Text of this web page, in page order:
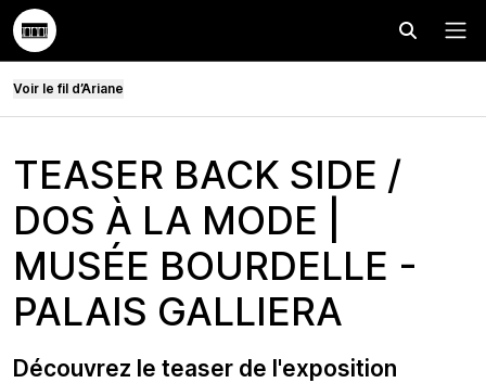
Voir le fil d’Ariane
TEASER BACK SIDE /
DOS À LA MODE |
MUSÉE BOURDELLE -
PALAIS GALLIERA
Découvrez le teaser de l'exposition